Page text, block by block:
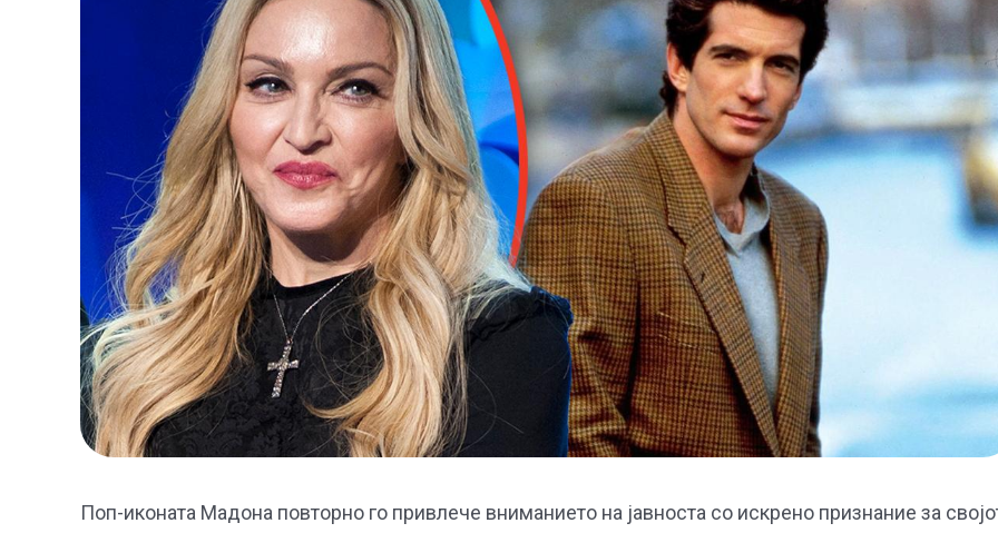
Поп-иконата Мадона повторно го привлече вниманието на јавноста со искрено признание за